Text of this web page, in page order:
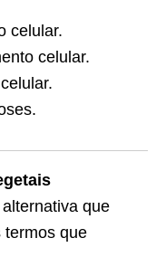
celular.
celular.
que
termos que